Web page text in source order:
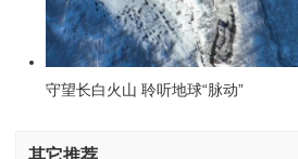
守望长白火山 聆听地球“脉动”